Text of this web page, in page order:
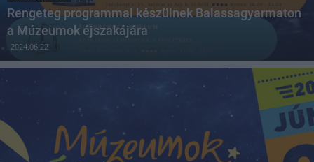
Rengeteg programmal készülnek Balassagyarmaton
a Múzeumok éjszakájára
2024.06.22